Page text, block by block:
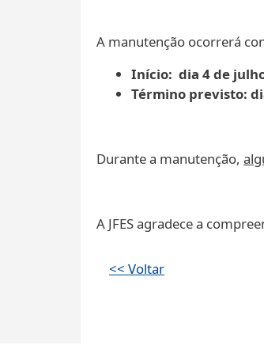
A manutenção ocorrerá
Início: dia 4 de
Término previsto:
Durante a manutenção,
A JFES agradece a
<< Voltar